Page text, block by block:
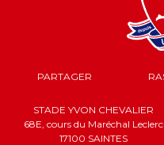
PARTAGER
STADE YVON CHEVALIER
68E, cours du Maréchal Leclerc
17100 SAINTES